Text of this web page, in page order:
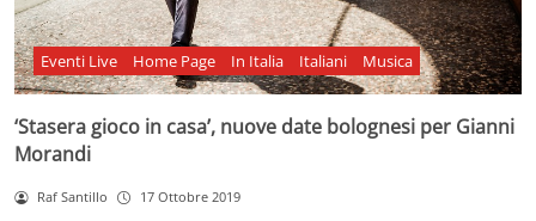
Eventi Live Home Page In Italia Italiani Musica
‘Stasera gioco in casa’, nuove date bolognesi per Gianni
Morandi
Raf Santillo 17 Ottobre 2019